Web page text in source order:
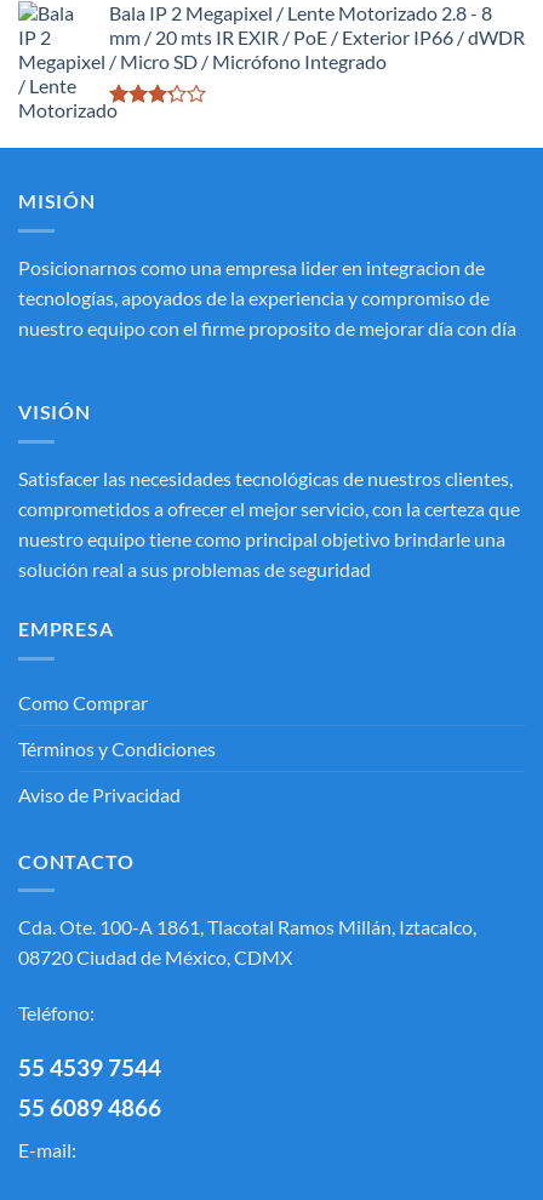
con
de
5
Bala IP 2 Megapixel / Lente Motorizado 2.8 - 8
mm / 20 mts IR EXIR / PoE / Exterior IP66 / dWDR
/ Micro SD / Micrófono Integrado
Valorado
MISIÓN
Posicionarnos como una empresa lider en integracion de
tecnologías, apoyados de la experiencia y compromiso de
nuestro equipo con el firme proposito de mejorar día con día
VISIÓN
Satisfacer las necesidades tecnológicas de nuestros clientes,
comprometidos a ofrecer el mejor servicio, con la certeza que
nuestro equipo tiene como principal objetivo brindarle una
solución real a sus problemas de seguridad
EMPRESA
Como Comprar
Términos y Condiciones
Aviso de Privacidad
CONTACTO
Cda. Ote. 100-A 1861, Tlacotal Ramos Millán, Iztacalco,
08720 Ciudad de México, CDMX
Teléfono:
55 4539 7544
55 6089 4866
E-mail: